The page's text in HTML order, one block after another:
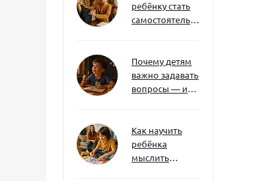
успешным
ребёнку стать
самостоятельным
Почему детям
важно задавать
вопросы — и
Как научить
ребёнка
мыслить